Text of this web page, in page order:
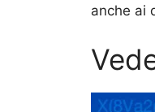
anche ai